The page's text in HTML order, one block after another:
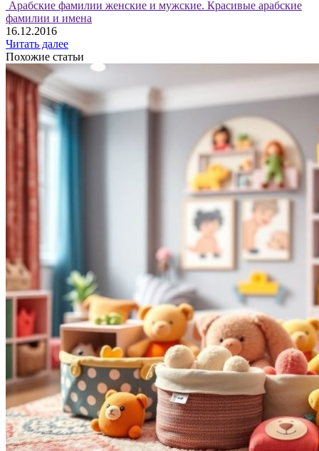
Арабские фамилии женские и мужские. Красивые арабские
фамилии и имена
16.12.2016
Читать далее
Похожие статьи